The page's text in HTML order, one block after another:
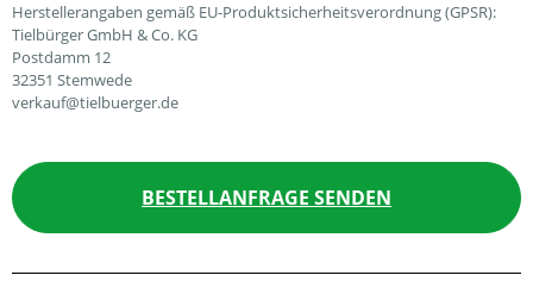
Herstellerangaben gemäß EU-Produktsicherheitsverordnung (GPSR):
Tielbürger GmbH & Co. KG
Postdamm 12
32351 Stemwede
verkauf@tielbuerger.de
BESTELLANFRAGE SENDEN